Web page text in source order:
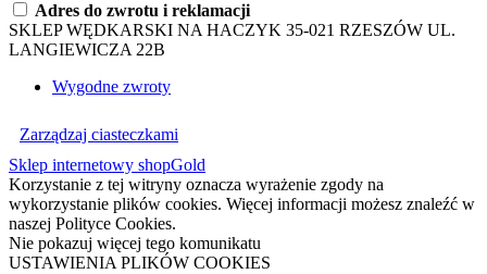
Adres do zwrotu i reklamacji
SKLEP WĘDKARSKI NA HACZYK 35-021 RZESZÓW UL.
LANGIEWICZA 22B
Wygodne zwroty
Zarządzaj ciasteczkami
Sklep internetowy shopGold
Korzystanie z tej witryny oznacza wyrażenie zgody na
wykorzystanie plików cookies. Więcej informacji możesz znaleźć w
naszej Polityce Cookies.
Nie pokazuj więcej tego komunikatu
USTAWIENIA PLIKÓW COOKIES